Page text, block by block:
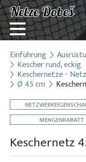
Login
Registrierung
Kontakt
Einführung
Kescher rund, eckig
Keschernetze -
Ø 45 cm
MENGENRABATT
Keschernetz